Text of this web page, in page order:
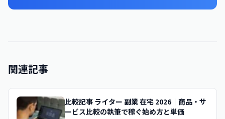
関連記事
比較記事 ライター 副業 在宅 2026｜商品・サ
ービス比較の執筆で稼ぐ始め方と単価